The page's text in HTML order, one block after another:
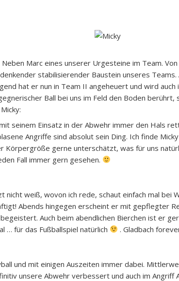
Marc eines unserer Urgesteine im Team.
stabilisierender Baustein unseres
hat er nun in Team II angeheuert und wird
Ball bei uns im Feld den Boden
seinem Einsatz in der Abwehr immer den Hals
Angriffe sind absolut sein Ding. Ich finde
Körpergröße gerne unterschätzt, was für uns
Fall immer gern gesehen.
nicht weiß, wovon ich rede, schaut einfach mal bei
Abends hingegen erscheint er mit gepflegter
Auch beim abendlichen Bierchen ist er
… für das Fußballspiel natürlich
. Gladbach
und mit einigen Auszeiten immer dabei.
unsere Abwehr verbessert und auch im